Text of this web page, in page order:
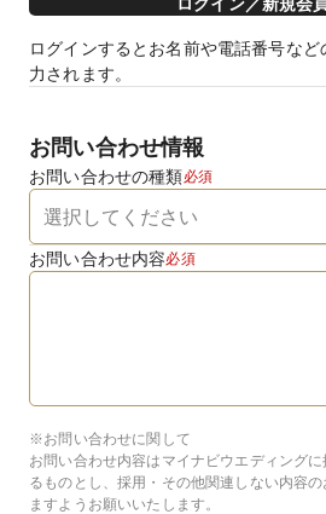
ログインするとお名前や電話番号な
力されます。
お問い合わせ情報
お問い合わせの種類必須
お問い合わせ内容必須
※お問い合わせに関して
お問い合わせ内容はマイナビウエディング
るものとし、採用・その他関連しない内容
ますようお願いいたします。